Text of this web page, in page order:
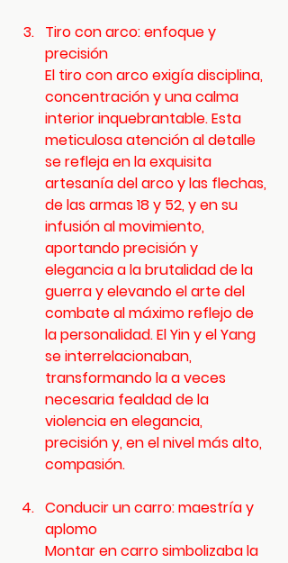
Tiro con arco: enfoque y
precisión
El tiro con arco exigía disciplina,
concentración y una calma
interior inquebrantable. Esta
meticulosa atención al detalle
se refleja en la exquisita
artesanía del arco y las flechas,
de las armas 18 y 52, y en su
infusión al movimiento,
aportando precisión y
elegancia a la brutalidad de la
guerra y elevando el arte del
combate al máximo reflejo de
la personalidad. El Yin y el Yang
se interrelacionaban,
transformando la a veces
necesaria fealdad de la
violencia en elegancia,
precisión y, en el nivel más alto,
compasión.
Conducir un carro: maestría y
aplomo
Montar en carro simbolizaba la